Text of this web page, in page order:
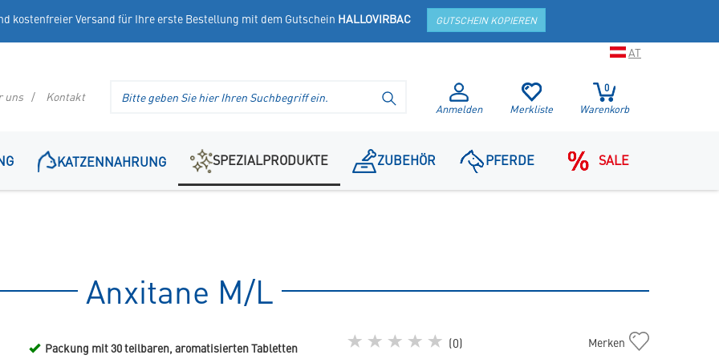
kostenfreier Versand für Ihre erste Bestellung mit dem Gutschein HALLOVIRBAC GUTSCHEIN KOPIEREN
AT
Anmelden Merkliste
0
Warenkorb
SUCHE STARTEN
uns Kontakt
KATZENNAHRUNG SPEZIALPRODUKTE ZUBEHÖR PFERDE SALE
Anxitane M/L
Packung mit 30 teilbaren, aromatisierten Tabletten
(0)
Anxitane
Merken